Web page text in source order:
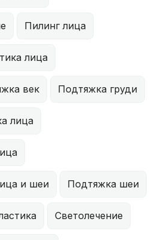
Пилинг лица
лица
век Подтяжка груди
лица
и шеи Подтяжка шеи
Светолечение